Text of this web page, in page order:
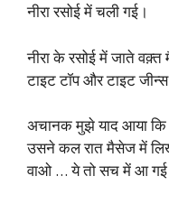
नीरा रसोई में चली गई।
नीरा के रसोई में जाते
टाइट टॉप और टाइट
अचानक मुझे याद आया कि
उसने कल रात मैसेज में
वाओ … ये तो सच में आ